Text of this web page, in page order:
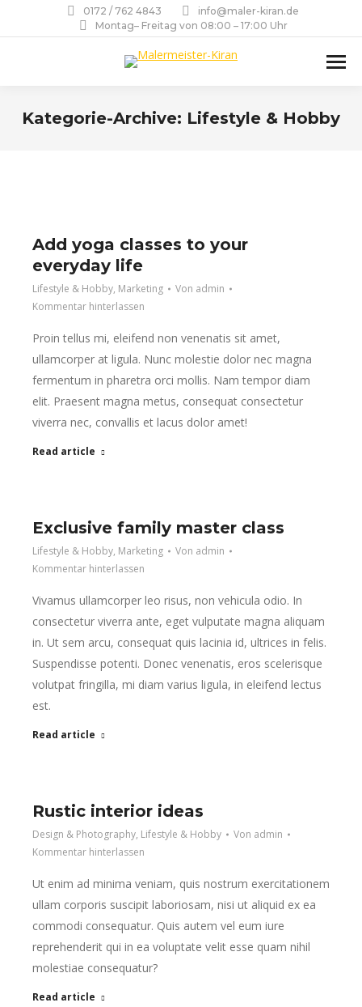
0172 / 762 4843
info@maler-kiran.de
Montag– Freitag von 08:00 – 17:00 Uhr
Kategorie-Archive: Lifestyle & Hobby
Add yoga classes to your
everyday life
Lifestyle & Hobby, Marketing Von admin
Kommentar hinterlassen
Proin tellus mi, eleifend non venenatis sit amet,
ullamcorper at ligula. Nunc molestie dolor nec magna
fermentum in pharetra orci mollis. Nam tempor diam
elit. Praesent magna metus, consequat consectetur
viverra nec, convallis et lacus dolor amet!
Read article
Exclusive family master class
Lifestyle & Hobby, Marketing Von admin
Kommentar hinterlassen
Vivamus ullamcorper leo risus, non vehicula odio. In
consectetur viverra ante, eget vulputate magna aliquam
in. Ut sem arcu, consequat quis lacinia id, ultrices in felis.
Suspendisse potenti. Donec venenatis, eros scelerisque
volutpat fringilla, mi diam varius ligula, in eleifend lectus
est.
Read article
Rustic interior ideas
Design & Photography, Lifestyle & Hobby Von admin
Kommentar hinterlassen
Ut enim ad minima veniam, quis nostrum exercitationem
ullam corporis suscipit laboriosam, nisi ut aliquid ex ea
commodi consequatur. Quis autem vel eum iure
reprehenderit qui in ea voluptate velit esse quam nihil
molestiae consequatur?
Read article